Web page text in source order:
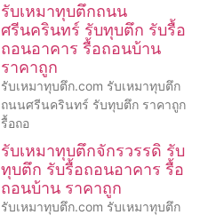
รับเหมาทุบตึกถนน
ศรีนครินทร์ รับทุบตึก รับรื้อ
ถอนอาคาร รื้อถอนบ้าน
ราคาถูก
รับเหมาทุบตึก.com รับเหมาทุบตึก
ถนนศรีนครินทร์ รับทุบตึก ราคาถูก
รื้อถอ
รับเหมาทุบตึกจักรวรรดิ รับ
ทุบตึก รับรื้อถอนอาคาร รื้อ
ถอนบ้าน ราคาถูก
รับเหมาทุบตึก.com รับเหมาทุบตึก